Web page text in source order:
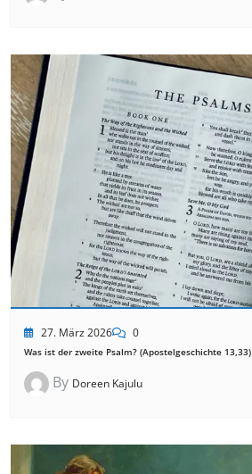
27. März 2026 0
Was ist der zweite Psalm? (Apostelgeschichte 13,33)
By Doreen Kajulu